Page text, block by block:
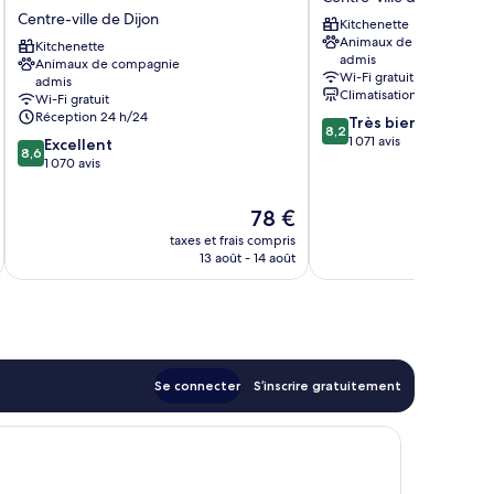
-
Dijon
Centre
Les
Cordeliers
Centre-
ville
de
Centre-ville de Dijon
Kitchenette
Animaux de compagnie
admis
Wi-Fi gratuit
Réception 24 h/24
8.6
sur
8,6 Excellent
1 070 avis
Le
nouveau
prix
78 €
taxes et frais compris
13 août - 14 août
City
Loft
Centre-
ville
de
Dijon
Kitchenette
Animaux de compagnie
admis
Wi-Fi gratuit
Climatisation
8.2
sur
8,2 Très bien
1 071 avis
Se connecter S’inscrire gratuitement